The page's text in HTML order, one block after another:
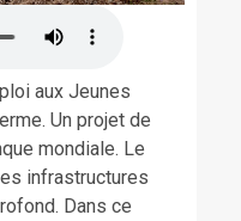
aux Jeunes
Un projet de
mondiale. Le
infrastructures
Dans ce